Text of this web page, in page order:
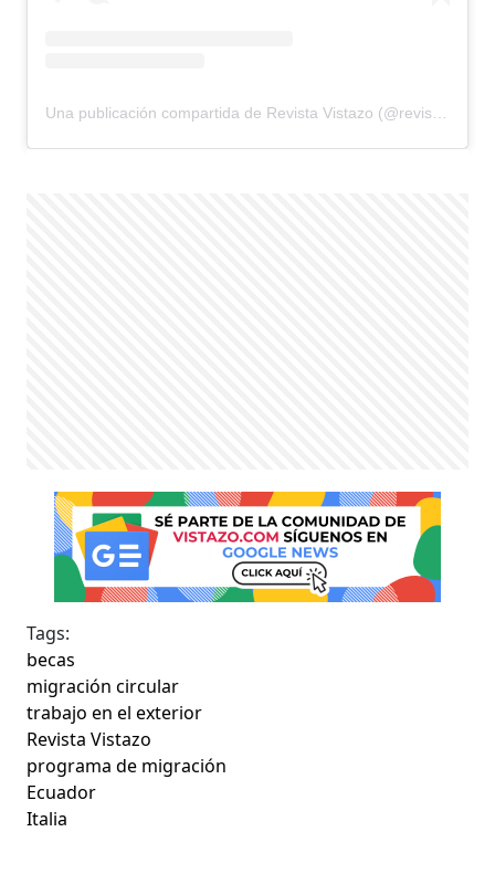
Una publicación compartida de Revista Vistazo (@revistavistazo.ec)
Tags:
becas
migración circular
trabajo en el exterior
Revista Vistazo
programa de migración
Ecuador
Italia